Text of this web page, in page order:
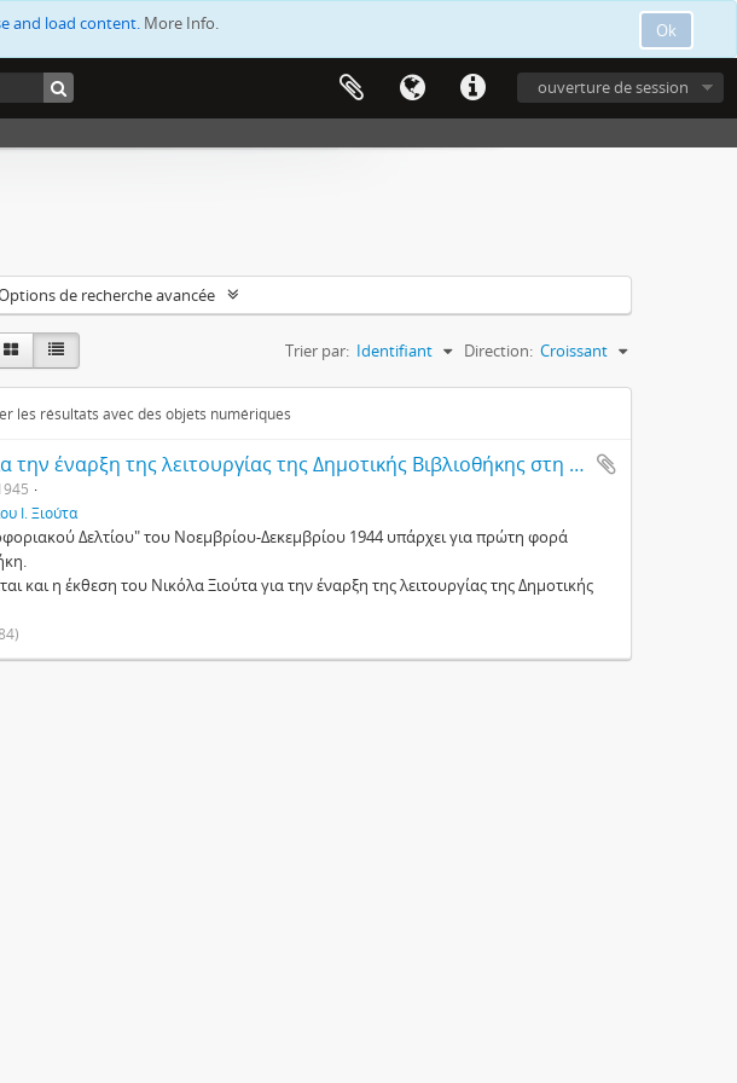
Ok
and load content. More Info.
ouverture de session
de recherche avancée
Trier par: Identifiant Direction: Croissant
les résultats avec des objets numériques
Εισηγητική έκθεση για την έναρξη της λειτουργίας της Δημοτικής Βιβλιοθήκης στη Λεμεσό
Ι. Ξιούτα
Δελτίου" του Νοεμβρίου-Δεκεμβρίου 1944 υπάρχει για πρώτη φορά
και η έκθεση του Νικόλα Ξιούτα για την έναρξη της λειτουργίας της Δημοτικής